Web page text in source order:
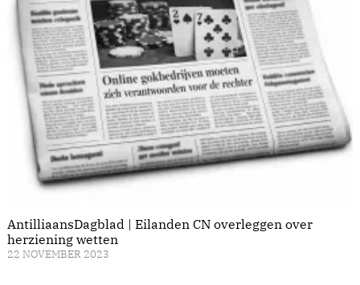
AntilliaansDagblad | Eilanden CN overleggen over
herziening wetten
22 NOVEMBER 2023